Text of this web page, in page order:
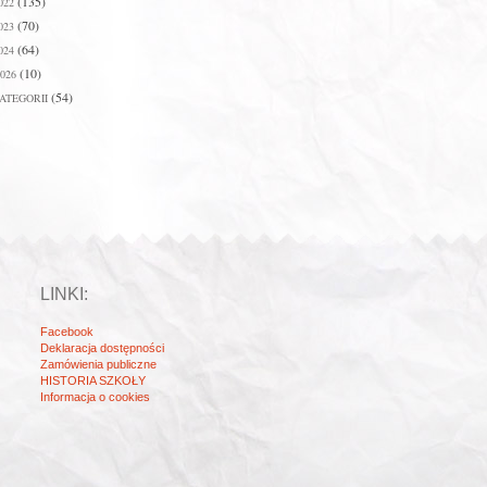
(70)
(64)
(10)
(54)
LINKI:
Facebook
Deklaracja dostępności
Zamówienia publiczne
HISTORIA SZKOŁY
Informacja o cookies